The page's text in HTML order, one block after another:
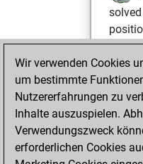
an
blitz
Wir verwenden Cookies
um bestimmte
Nutzererfahrungen zu
Inhalte auszuspielen.
Verwendungszweck
erforderlichen Cookies